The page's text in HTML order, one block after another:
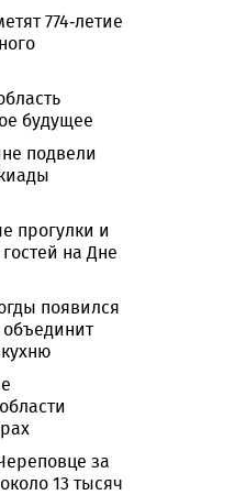
774-летие
будущее
подвели
прогулки и
на Дне
появился
объединит
за
13 тысяч